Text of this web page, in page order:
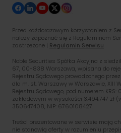
Przed każdorazowym korzystaniem z
należy zapoznać się z Regulaminem
zastrzeżone | Regulamin Serwisu
Noble Securities Spółka Akcyjna z
67, 00-838 Warszawa, wpisana do
Rejestru Sądowego prowadzonego
dla m. st. Warszawy w Warszawie, XIII
Rejestru Sądowego, pod numerem KRS:
zakładowym w wysokości 3.494.747 zł
350647408, NIP: 6760108427.
Treści prezentowane w serwisie mają
nie stanowią oferty w rozumieniu